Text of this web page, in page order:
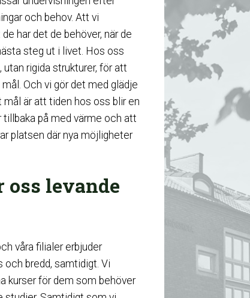
och behov. Att vi
har det de behöver, när de
steg ut i livet. Hos oss
rigida strukturer, för att
Och vi gör det med glädje
mål är att tiden hos oss blir en
på med värme och att
platsen där nya möjligheter
oss levande
våra filialer erbjuder
och bredd, samtidigt. Vi
kurser för dem som behöver